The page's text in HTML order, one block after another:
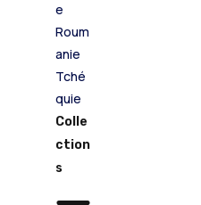
e
Roum
anie
Tché
quie
Colle
ction
s